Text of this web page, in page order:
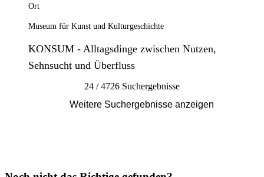
Ort
Museum für Kunst und Kulturgeschichte
KONSUM - Alltagsdinge zwischen Nutzen,
Sehnsucht und Überfluss
24 / 4726 Suchergebnisse
Weitere Suchergebnisse anzeigen